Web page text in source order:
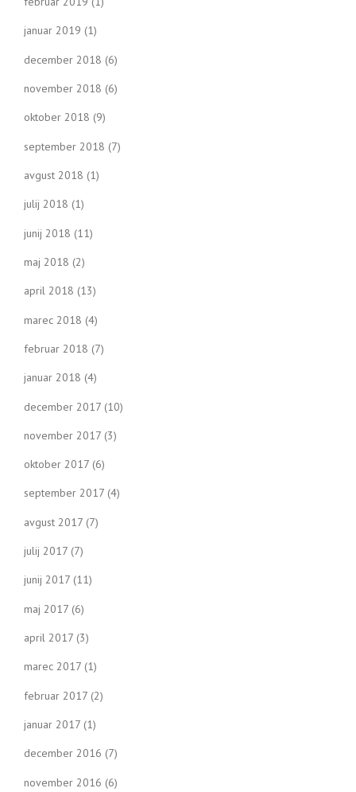
januar 2019 (1)
december 2018 (6)
november 2018 (6)
oktober 2018 (9)
september 2018 (7)
avgust 2018 (1)
julij 2018 (1)
junij 2018 (11)
maj 2018 (2)
april 2018 (13)
marec 2018 (4)
februar 2018 (7)
januar 2018 (4)
december 2017 (10)
november 2017 (3)
oktober 2017 (6)
september 2017 (4)
avgust 2017 (7)
julij 2017 (7)
junij 2017 (11)
maj 2017 (6)
april 2017 (3)
marec 2017 (1)
februar 2017 (2)
januar 2017 (1)
december 2016 (7)
november 2016 (6)